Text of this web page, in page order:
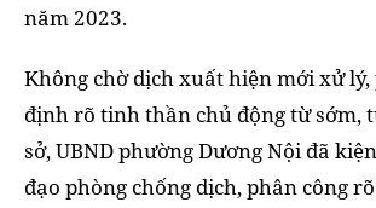
năm 2023.
Không chờ dịch xuất hiện mới xử
định rõ tinh thần chủ động từ sớm,
sở, UBND phường Dương Nội đã
đạo phòng chống dịch, phân công